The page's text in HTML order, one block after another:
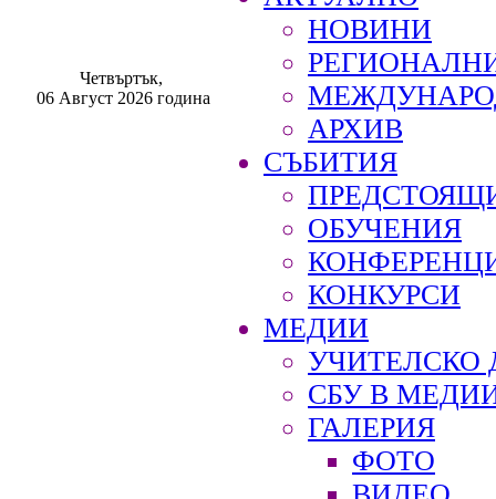
Четвъртък,
06 Август 2026 година
НОВИНИ
АРХИВ
СЪБИТИЯ
ОБУЧЕНИЯ
КОНКУРСИ
МЕДИИ
УЧИТЕЛСКО
СБУ В
ГАЛЕРИЯ
ФОТО